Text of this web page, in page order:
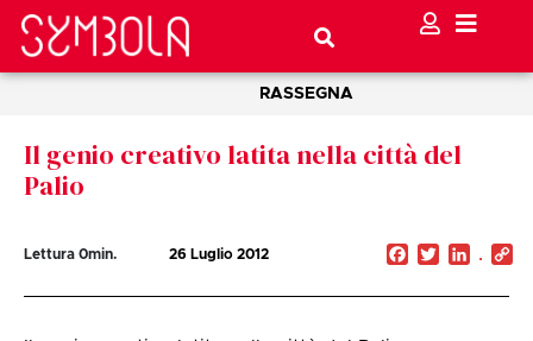
RASSEGNA
Il genio creativo latita nella città del
Palio
Lettura 0min. 26 Luglio 2012 Facebook
Twitter